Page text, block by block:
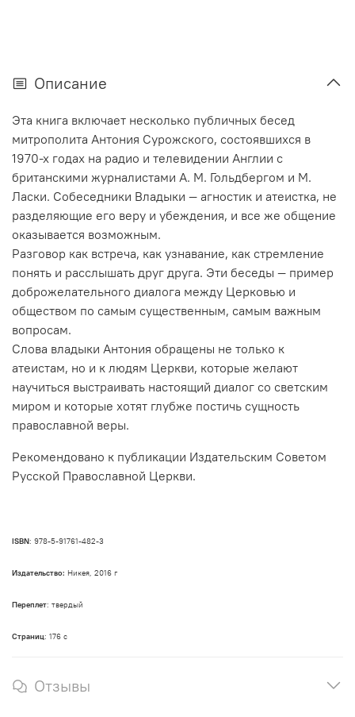
Описание
Эта книга включает несколько публичных бесед
митрополита Антония Сурожского, состоявшихся в
1970-х годах на радио и телевидении Англии с
британскими журналистами А. М. Гольдбергом и М.
Ласки. Собеседники Владыки — агностик и атеистка, не
разделяющие его веру и убеждения, и все же общение
оказывается возможным.
Разговор как встреча, как узнавание, как стремление
понять и расслышать друг друга. Эти беседы — пример
доброжелательного диалога между Церковью и
обществом по самым существенным, самым важным
вопросам.
Слова владыки Антония обращены не только к
атеистам, но и к людям Церкви, которые желают
научиться выстраивать настоящий диалог со светским
миром и которые хотят глубже постичь сущность
православной веры.
Рекомендовано к публикации Издательским Советом
Русской Православной Церкви.
ISBN: 978-5-91761-482-3
Издательство: Никея, 2016 г
Переплет: твердый
Страниц: 176 с
Отзывы